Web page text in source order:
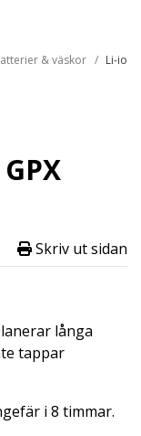
& väskor Li-
Skriv ut sidan
långa
tappar
i 8 timmar.